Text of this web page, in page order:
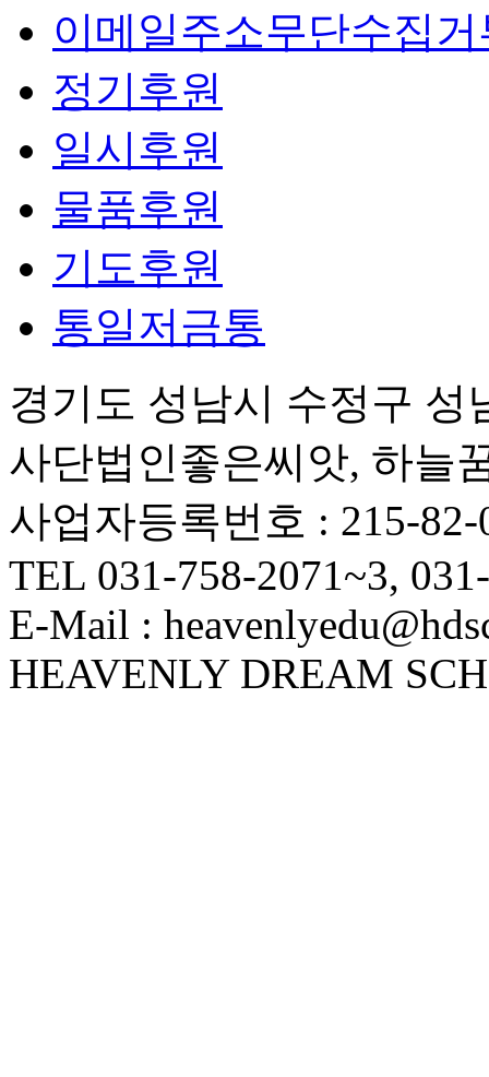
이메일주소무단수집거
정기후원
일시후원
물품후원
기도후원
통일저금통
경기도 성남시 수정구 성
사단법인좋은씨앗, 하늘
사업자등록번호 : 215-82-
TEL 031-758-2071~3,
E-Mail :
HEAVENLY DREAM